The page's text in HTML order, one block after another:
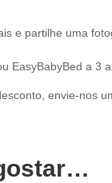
e partilhe uma
EasyBabyBed a 3
envie-nos